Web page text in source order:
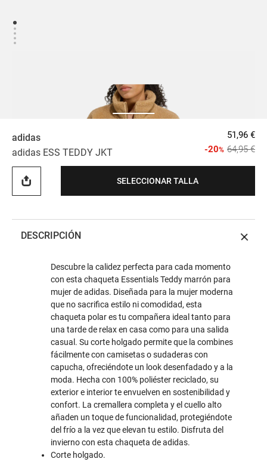
adidas
adidas ESS TEDDY JKT
51,96 €
64,95 €
-20%
SELECCIONAR TALLA
DESCRIPCIÓN
Descubre la calidez perfecta para cada momento
con esta chaqueta Essentials Teddy marrón para
mujer de adidas. Diseñada para la mujer moderna
que no sacrifica estilo ni comodidad, esta
chaqueta polar es tu compañera ideal tanto para
una tarde de relax en casa como para una salida
casual. Su corte holgado permite que la combines
fácilmente con camisetas o sudaderas con
capucha, ofreciéndote un look desenfadado y a la
moda. Hecha con 100% poliéster reciclado, su
exterior e interior te envuelven en sostenibilidad y
confort. La cremallera completa y el cuello alto
añaden un toque de funcionalidad, protegiéndote
del frío a la vez que elevan tu estilo. Disfruta del
invierno con esta chaqueta de adidas.
Corte holgado.